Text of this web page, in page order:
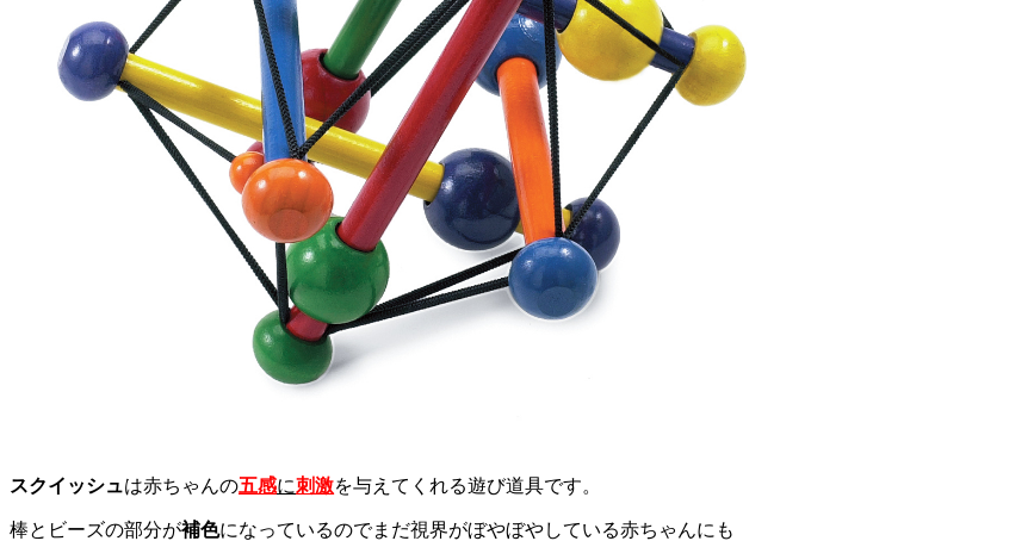
スクイッシュは赤ちゃんの五感に刺激を与えてくれる遊び道具です。
棒とビーズの部分が補色になっているのでまだ視界がぼやぼやしている赤ちゃんにも